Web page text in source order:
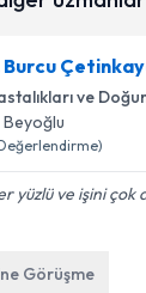
Burcu
ve
Beyoğlu
yüzlü ve işini çok
Görüşme